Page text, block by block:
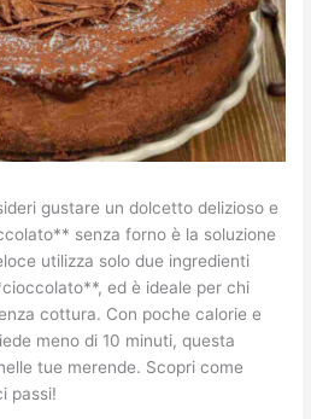
gustare un dolcetto delizioso e
senza forno è la soluzione
utilizza solo due ingredienti
ed è ideale per chi
cottura. Con poche calorie e
meno di 10 minuti, questa
tue merende. Scopri come
passi!